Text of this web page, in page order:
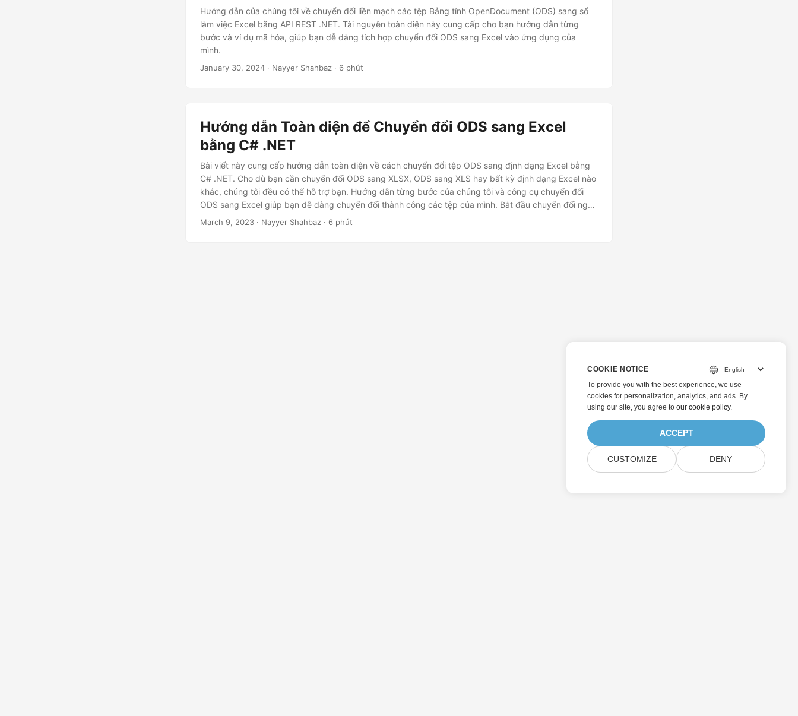
Hướng dẫn của chúng tôi về chuyển đổi liền mạch các tệp Bảng tính OpenDocument (ODS) sang sổ
làm việc Excel bằng API REST .NET. Tài nguyên toàn diện này cung cấp cho bạn hướng dẫn từng
bước và ví dụ mã hóa, giúp bạn dễ dàng tích hợp chuyển đổi ODS sang Excel vào ứng dụng của
mình.
January 30, 2024 · Nayyer Shahbaz · 6 phút
Hướng dẫn Toàn diện để Chuyển đổi ODS sang Excel
bằng C# .NET
Bài viết này cung cấp hướng dẫn toàn diện về cách chuyển đổi tệp ODS sang định dạng Excel bằng
C# .NET. Cho dù bạn cần chuyển đổi ODS sang XLSX, ODS sang XLS hay bất kỳ định dạng Excel nào
khác, chúng tôi đều có thể hỗ trợ bạn. Hướng dẫn từng bước của chúng tôi và công cụ chuyển đổi
ODS sang Excel giúp bạn dễ dàng chuyển đổi thành công các tệp của mình. Bắt đầu chuyển đổi ngay
hôm nay và hợp lý hóa quy trình làm việc của bạn!
March 9, 2023 · Nayyer Shahbaz · 6 phút
COOKIE NOTICE
To provide you with the best experience, we use
cookies for personalization, analytics, and ads. By
using our site, you agree to our cookie policy.
ACCEPT
CUSTOMIZE DENY